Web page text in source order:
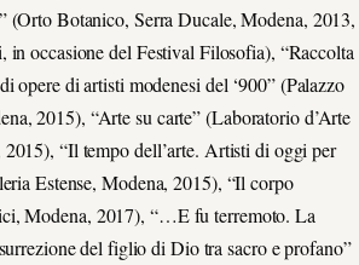
(Orto Botanico, Serra Ducale, Modena, 2013,
occasione del Festival Filosofia), “Raccolta
opere di artisti modenesi del ‘900” (Palazzo
2015), “Arte su carte” (Laboratorio d’Arte
“Il tempo dell’arte. Artisti di oggi per
Estense, Modena, 2015), “Il corpo
Modena, 2017), “…E fu terremoto. La
del figlio di Dio tra sacro e profano”